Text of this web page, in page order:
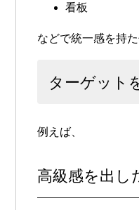
看板
などで統一感を持た
ターゲット
例えば、
高級感を出し